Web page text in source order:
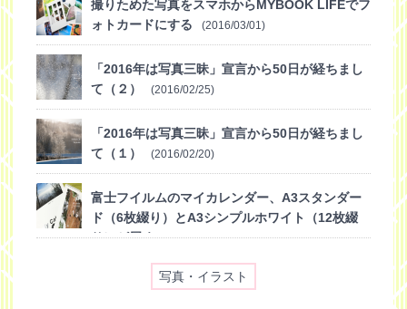
撮りためた写真をスマホからMYBOOK LIFEでフ
ォトカードにする
(2016/03/01)
「2016年は写真三昧」宣言から50日が経ちまし
て（２）
(2016/02/25)
「2016年は写真三昧」宣言から50日が経ちまし
て（１）
(2016/02/20)
富士フイルムのマイカレンダー、A3スタンダー
ド（6枚綴り）とA3シンプルホワイト（12枚綴
り）が届く
(2015/12/08)
写真・イラスト